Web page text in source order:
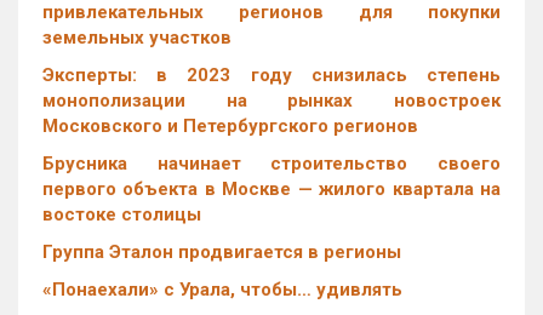
привлекательных регионов для покупки
земельных участков
Эксперты: в 2023 году снизилась степень
монополизации на рынках новостроек
Московского и Петербургского регионов
Брусника начинает строительство своего
первого объекта в Москве — жилого квартала на
востоке столицы
Группа Эталон продвигается в регионы
«Понаехали» с Урала, чтобы… удивлять